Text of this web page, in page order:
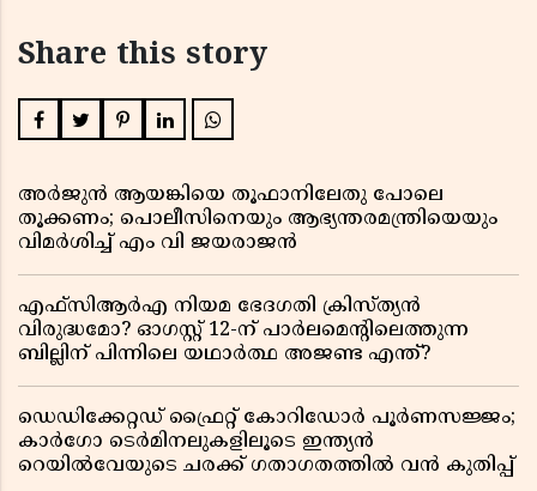
Share this story
അർജുൻ ആയങ്കിയെ തൂഫാനിലേതു പോലെ
തൂക്കണം; പൊലീസിനെയും ആഭ്യന്തരമന്ത്രിയെയും
വിമർശിച്ച് എം വി ജയരാജൻ
എഫ്സിആർഎ നിയമ ഭേദഗതി ക്രിസ്ത്യൻ
വിരുദ്ധമോ? ഓഗസ്റ്റ് 12-ന് പാർലമെന്റിലെത്തുന്ന
ബില്ലിന് പിന്നിലെ യഥാർത്ഥ അജണ്ട എന്ത്?
ഡെഡിക്കേറ്റഡ് ഫ്രൈറ്റ് കോറിഡോർ പൂർണസജ്ജം;
കാർഗോ ടെർമിനലുകളിലൂടെ ഇന്ത്യൻ
റെയിൽവേയുടെ ചരക്ക് ഗതാഗതത്തിൽ വൻ കുതിപ്പ്